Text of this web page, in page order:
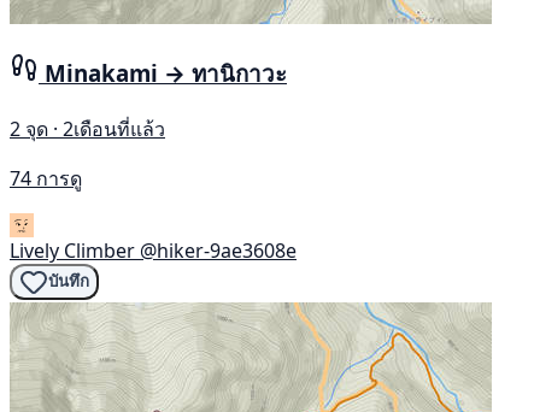
Minakami → ทานิกาวะ
2 จุด · 2เดือนที่แล้ว
74 การดู
Lively Climber @hiker-9ae3608e
บันทึก